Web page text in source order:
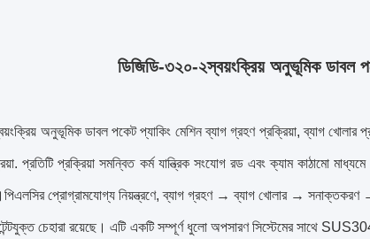
ডিজিডি-৩২০-২স্বয়ংক্রিয় অনুভূমিক ডাবল
অনুভূমিক ডাবল পকেট প্যাকিং মেশিন ব্যাগ গ্রহণ প্রক্রিয়া, ব্যাগ খোলার
প্রতিটি প্রক্রিয়া সমন্বিত কর্ম যান্ত্রিক সংযোগ রড এবং ক্যাম কাঠামো
প্রোগ্রামযোগ্য নিয়ন্ত্রণে, ব্যাগ গ্রহণ → ব্যাগ খোলার →
চেহারা রয়েছে। এটি একটি সম্পূর্ণ ধুলো অপসারণ সিস্টেমের সাথে